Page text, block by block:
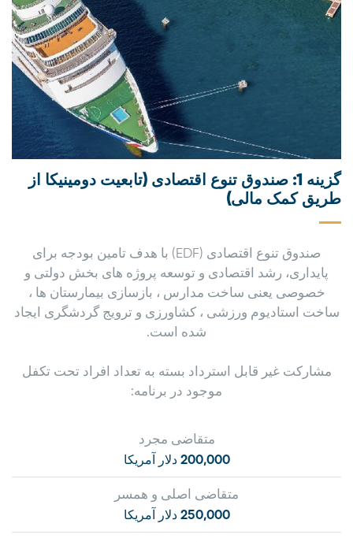
گزینه 1: صندوق تنوع اقتصادی (تابعیت دومینیکا از
طریق کمک مالی)
صندوق تنوع اقتصادی (EDF) با هدف تامین بودجه برای
پایداری، رشد اقتصادی و توسعه پروژه های بخش دولتی و
خصوصی یعنی ساخت مدارس ، بازسازی بیمارستان ها ،
ساخت استادیوم ورزشی ، کشاورزی و ترویج گردشگری ایجاد
شده است.
مشارکت غیر قابل استرداد بسته به تعداد افراد تحت تکفل
موجود در برنامه:
متقاضی مجرد
200,000 دلار آمریکا
متقاضی اصلی و همسر
250,000 دلار آمریکا